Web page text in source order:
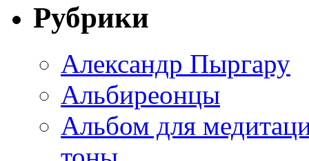
Рубрики
Александр Пыргару
Альбиреонцы
Альбом для